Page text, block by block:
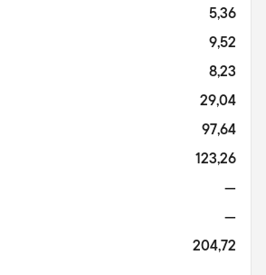
5,36
9,52
8,23
29,04
97,64
123,26
—
—
204,72